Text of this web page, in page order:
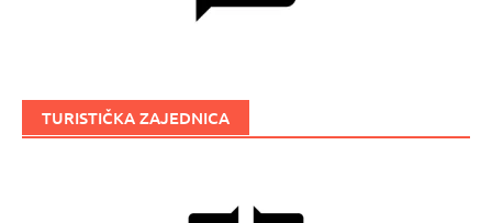
TURISTIČKA ZAJEDNICA